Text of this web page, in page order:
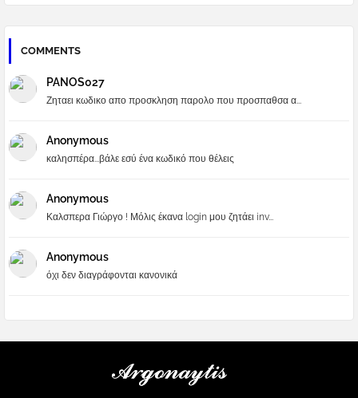
COMMENTS
PANOS027
Ζηταει κωδικο απο προσκληση παρολο που προσπαθσα α...
Anonymous
καλησπέρα...βάλε εσύ ένα κωδικό που θέλεις
Anonymous
Καλσπερα Γιώργο ! Μόλις έκανα login μου ζητάει inv...
Anonymous
όχι δεν διαγράφονται κανονικά